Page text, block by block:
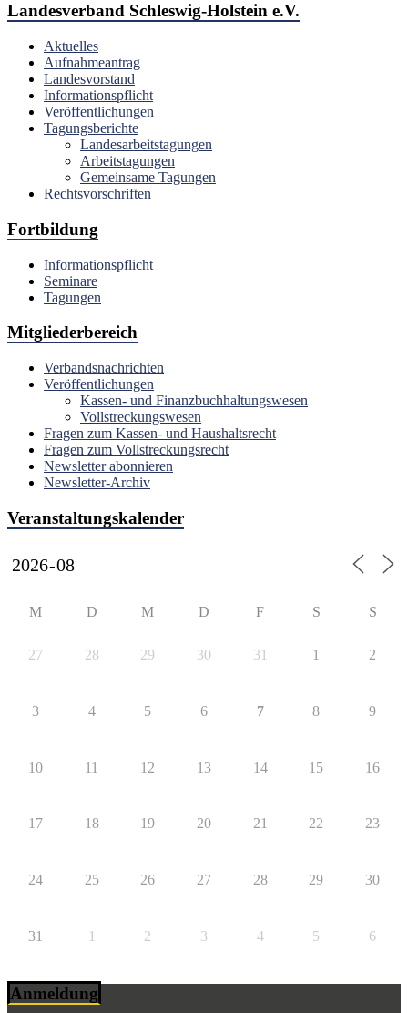
Landesverband Schleswig-Holstein e.V.
Aktuelles
Aufnahmeantrag
Landesvorstand
Informationspflicht
Veröffentlichungen
Tagungsberichte
Landesarbeitstagungen
Arbeitstagungen
Gemeinsame Tagungen
Rechtsvorschriften
Fortbildung
Informationspflicht
Seminare
Tagungen
Mitgliederbereich
Verbandsnachrichten
Veröffentlichungen
Kassen- und Finanzbuchhaltungswesen
Vollstreckungswesen
Fragen zum Kassen- und Haushaltsrecht
Fragen zum Vollstreckungsrecht
Newsletter abonnieren
Newsletter-Archiv
Veranstaltungskalender
M D M D F S S
27 28 29 30 31 1 2
3 4 5 6 7 8 9
10 11 12 13 14 15 16
17 18 19 20 21 22 23
24 25 26 27 28 29 30
31 1 2 3 4 5 6
Anmeldung